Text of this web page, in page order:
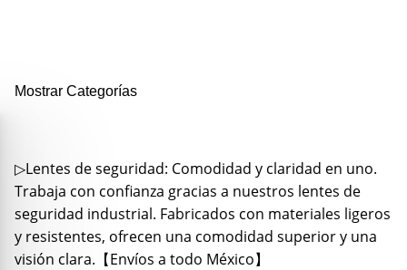
Mostrar Categorías
▷Lentes de seguridad: Comodidad y claridad en uno.
Trabaja con confianza gracias a nuestros lentes de
seguridad industrial. Fabricados con materiales ligeros
y resistentes, ofrecen una comodidad superior y una
visión clara.【Envíos a todo México】